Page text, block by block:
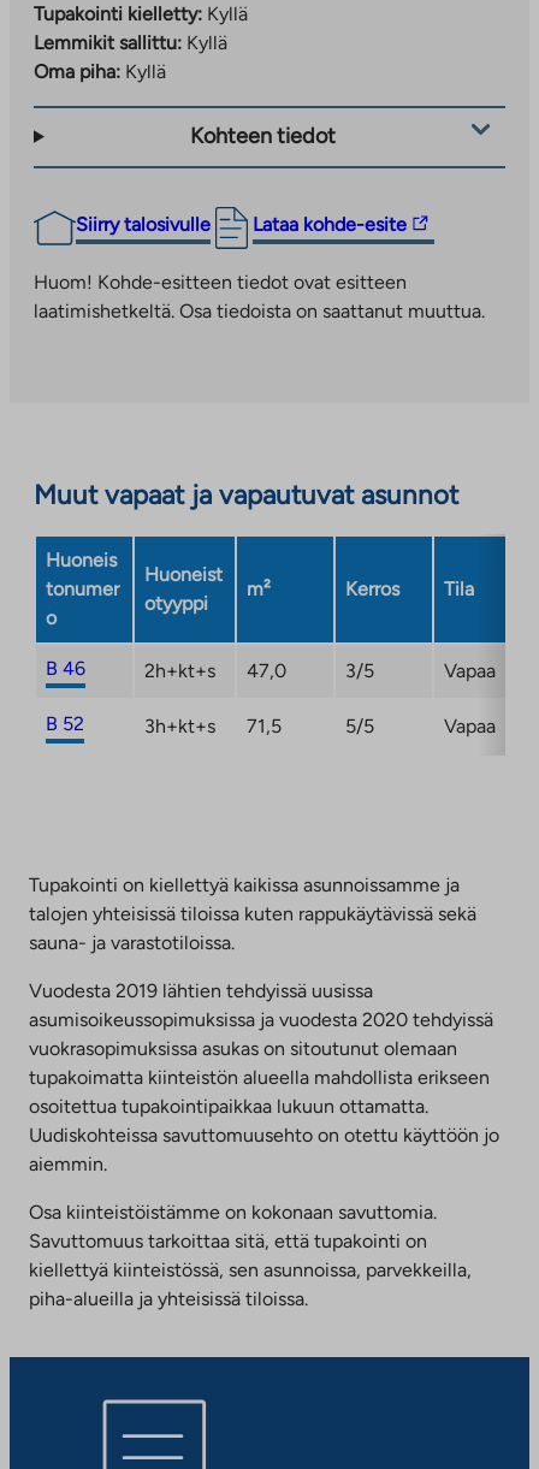
Tupakointi kielletty: Kyllä
Lemmikit sallittu: Kyllä
Oma piha: Kyllä
Kohteen tiedot
Siirry talosivulle Lataa kohde-esite
Linkki
vie
ulkopuoliseen
palveluun.
Huom! Kohde-esitteen tiedot ovat esitteen
laatimishetkeltä. Osa tiedoista on saattanut muuttua.
Muut vapaat ja vapautuvat asunnot
Huoneis
tonumer
o
Huoneist
otyyppi
m² Kerros Tila
B 46 2h+kt+s 47,0 3/5 Vapaa
B 52 3h+kt+s 71,5 5/5 Vapaa
Tupakointi on kiellettyä kaikissa asunnoissamme ja
talojen yhteisissä tiloissa kuten rappukäytävissä sekä
sauna- ja varastotiloissa.
Vuodesta 2019 lähtien tehdyissä uusissa
asumisoikeussopimuksissa ja vuodesta 2020 tehdyissä
vuokrasopimuksissa asukas on sitoutunut olemaan
tupakoimatta kiinteistön alueella mahdollista erikseen
osoitettua tupakointipaikkaa lukuun ottamatta.
Uudiskohteissa savuttomuusehto on otettu käyttöön jo
aiemmin.
Osa kiinteistöistämme on kokonaan savuttomia.
Savuttomuus tarkoittaa sitä, että tupakointi on
kiellettyä kiinteistössä, sen asunnoissa, parvekkeilla,
piha-alueilla ja yhteisissä tiloissa.